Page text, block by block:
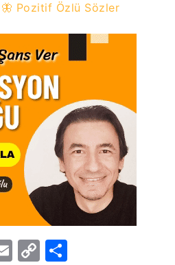
Pozitif Özlü Sözler
Email
Copy